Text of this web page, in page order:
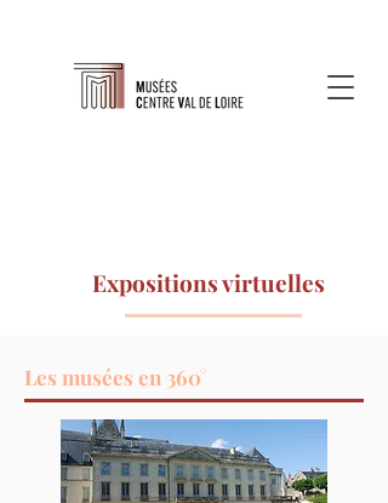
Expositions virtuelles
Les musées en 360°